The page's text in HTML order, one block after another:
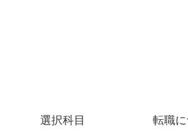
選択科目 転職